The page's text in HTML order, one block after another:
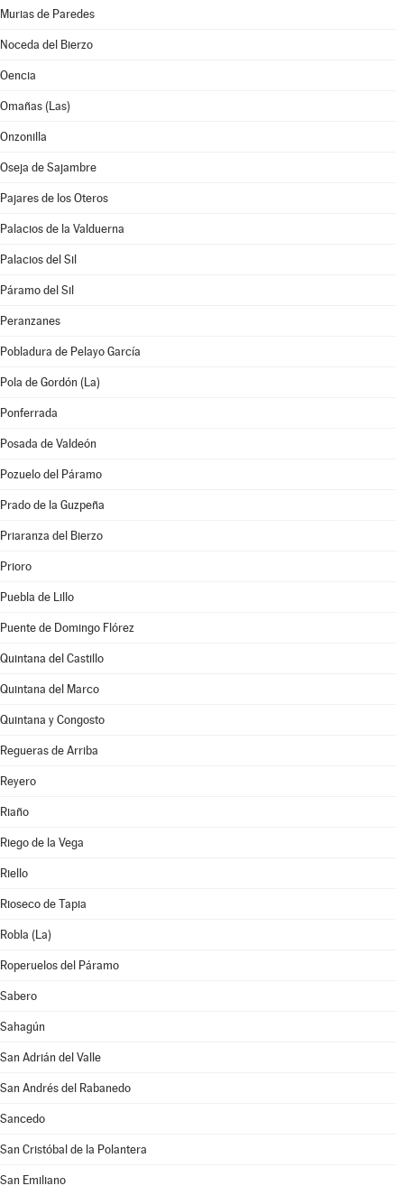
Murias de Paredes
Noceda del Bierzo
Oencia
Omañas (Las)
Onzonilla
Oseja de Sajambre
Pajares de los Oteros
Palacios de la Valduerna
Palacios del Sil
Páramo del Sil
Peranzanes
Pobladura de Pelayo García
Pola de Gordón (La)
Ponferrada
Posada de Valdeón
Pozuelo del Páramo
Prado de la Guzpeña
Priaranza del Bierzo
Prioro
Puebla de Lillo
Puente de Domingo Flórez
Quintana del Castillo
Quintana del Marco
Quintana y Congosto
Regueras de Arriba
Reyero
Riaño
Riego de la Vega
Riello
Rioseco de Tapia
Robla (La)
Roperuelos del Páramo
Sabero
Sahagún
San Adrián del Valle
San Andrés del Rabanedo
Sancedo
San Cristóbal de la Polantera
San Emiliano